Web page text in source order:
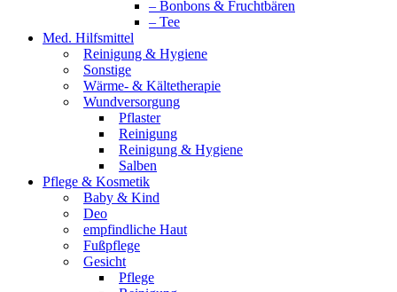
– Bonbons & Fruchtbären
– Tee
Med. Hilfsmittel
Reinigung & Hygiene
Sonstige
Wärme- & Kältetherapie
Wundversorgung
Pflaster
Reinigung
Reinigung & Hygiene
Salben
Pflege & Kosmetik
Baby & Kind
Deo
empfindliche Haut
Fußpflege
Gesicht
Pflege